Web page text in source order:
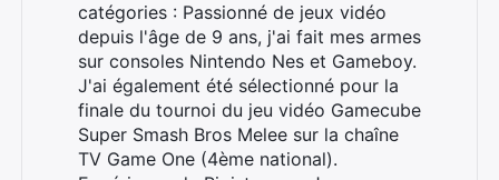
catégories : Passionné de jeux vidéo
depuis l'âge de 9 ans, j'ai fait mes armes
sur consoles Nintendo Nes et Gameboy.
J'ai également été sélectionné pour la
finale du tournoi du jeu vidéo Gamecube
Super Smash Bros Melee sur la chaîne
TV Game One (4ème national).